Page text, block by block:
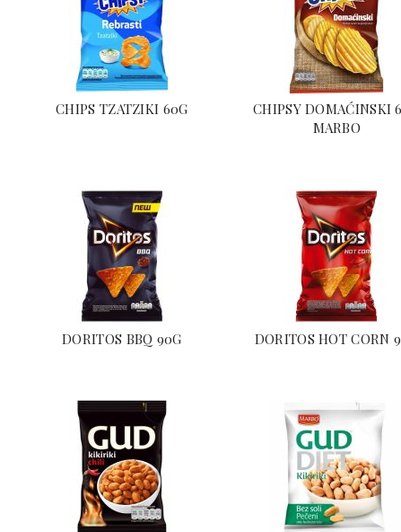
CHIPS TZATZIKI 60G
CHIPSY DOMAĆINSKI
MARBO
DORITOS BBQ 90G DORITOS HOT CORN